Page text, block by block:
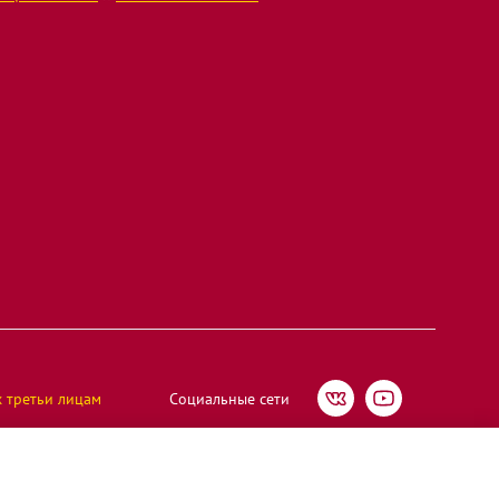
третьи лицам Социальные сети
ИНН 5005065515 | ОГРН 1185022003396